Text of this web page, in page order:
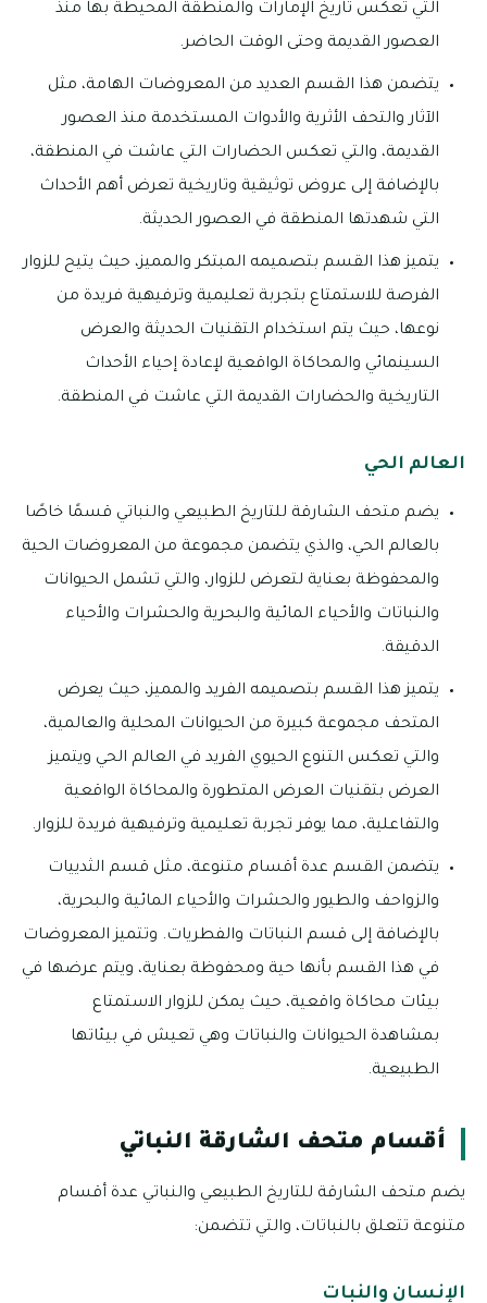
التي تعكس تاريخ الإمارات والمنطقة المحيطة بها منذ
العصور القديمة وحتى الوقت الحاضر.
يتضمن هذا القسم العديد من المعروضات الهامة، مثل
الآثار والتحف الأثرية والأدوات المستخدمة منذ العصور
القديمة، والتي تعكس الحضارات التي عاشت في المنطقة،
بالإضافة إلى عروض توثيقية وتاريخية تعرض أهم الأحداث
التي شهدتها المنطقة في العصور الحديثة.
يتميز هذا القسم بتصميمه المبتكر والمميز، حيث يتيح للزوار
الفرصة للاستمتاع بتجربة تعليمية وترفيهية فريدة من
نوعها، حيث يتم استخدام التقنيات الحديثة والعرض
السينمائي والمحاكاة الواقعية لإعادة إحياء الأحداث
التاريخية والحضارات القديمة التي عاشت في المنطقة.
العالم الحي
يضم متحف الشارقة للتاريخ الطبيعي والنباتي قسمًا خاصًا
بالعالم الحي، والذي يتضمن مجموعة من المعروضات الحية
والمحفوظة بعناية لتعرض للزوار، والتي تشمل الحيوانات
والنباتات والأحياء المائية والبحرية والحشرات والأحياء
الدقيقة.
يتميز هذا القسم بتصميمه الفريد والمميز، حيث يعرض
المتحف مجموعة كبيرة من الحيوانات المحلية والعالمية،
والتي تعكس التنوع الحيوي الفريد في العالم الحي ويتميز
العرض بتقنيات العرض المتطورة والمحاكاة الواقعية
والتفاعلية، مما يوفر تجربة تعليمية وترفيهية فريدة للزوار.
يتضمن القسم عدة أقسام متنوعة، مثل قسم الثدييات
والزواحف والطيور والحشرات والأحياء المائية والبحرية،
بالإضافة إلى قسم النباتات والفطريات. وتتميز المعروضات
في هذا القسم بأنها حية ومحفوظة بعناية، ويتم عرضها في
بيئات محاكاة واقعية، حيث يمكن للزوار الاستمتاع
بمشاهدة الحيوانات والنباتات وهي تعيش في بيئاتها
الطبيعية.
أقسام متحف الشارقة النباتي
يضم متحف الشارقة للتاريخ الطبيعي والنباتي عدة أقسام
متنوعة تتعلق بالنباتات، والتي تتضمن:
الإنسان والنبات